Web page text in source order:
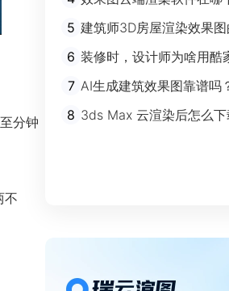
分钟
不
5 建筑师3D房屋渲染效果
避指南
6 装修时，设计师为啥用酷
max？
7 AI生成建筑效果图靠谱吗
不开传统渲染
8 3ds Max 云渲染后怎么下